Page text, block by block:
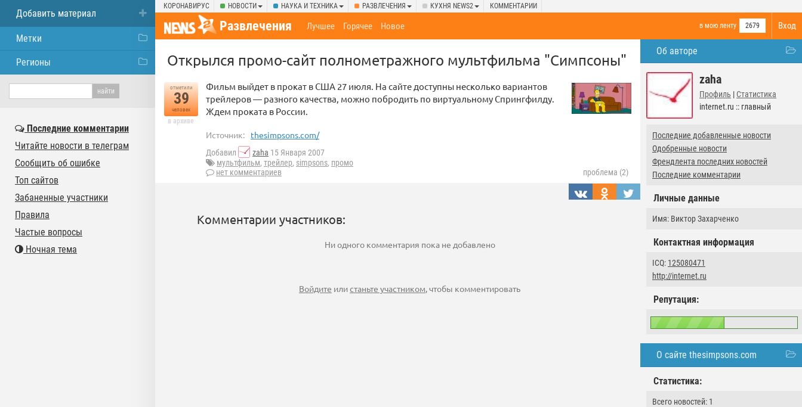
КОРОНАВИРУС НОВОСТИ НАУКА И ТЕХНИКА РАЗВЛЕЧЕНИЯ КУХНЯ NEWS2 КОММЕНТАРИИ
Вход
Развлечения в мою ленту 2679
Лучшее Горячее Новое
Об авторе
zaha
Профиль | Статистика
internet.ru :: главный
Последние добавленные новости
Одобренные новости
Френдлента последних новостей
Последние комментарии
Личные данные
Имя: Виктор Захарченко
Контактная информация
ICQ: 125080471
http://internet.ru
Репутация:
О сайте thesimpsons.com
Статистика:
Всего новостей: 1
Открылся промо-сайт полнометражного мультфильма "Симпсоны"
отметили
39
человек
в архиве
Фильм выйдет в прокат в США 27 июля. На сайте доступны несколько вариантов
трейлеров — разного качества, можно побродить по виртуальному Спрингфилду.
Ждем проката в России.
Источник: thesimpsons.com/
Добавил zaha 15 Января 2007
мультфильм, трейлер, simpsons, промо
нет комментариев
проблема (2)
Комментарии участников:
Ни одного комментария пока не добавлено
Войдите илистаньте участником, чтобы комментировать
Добавить материал
Метки
Регионы
Последние комментарии
Читайте новости в телеграм
Сообщить об ошибке
Топ сайтов
Забаненные участники
Правила
Частые вопросы
Ночная тема